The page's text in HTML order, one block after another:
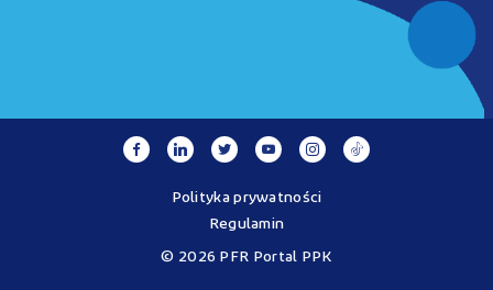
© 2026 PFR Portal PPK
Polityka prywatności
Regulamin